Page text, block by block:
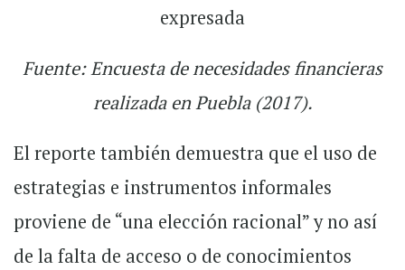
Fuente: Encuesta de necesidades financieras
realizada en Puebla (2017).
El reporte también demuestra que el uso de
estrategias e instrumentos informales
proviene de “una elección racional” y no así
de la falta de acceso o de conocimientos